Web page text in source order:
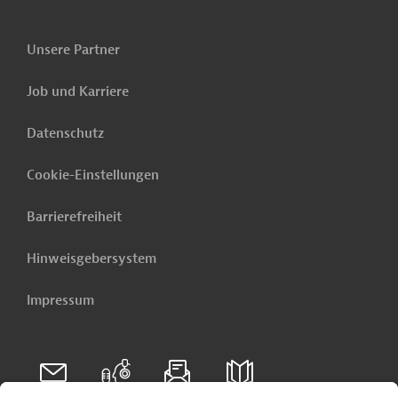
Unsere Partner
Job und Karriere
Datenschutz
Cookie-Einstellungen
Barrierefreiheit
Hinweisgebersystem
Impressum